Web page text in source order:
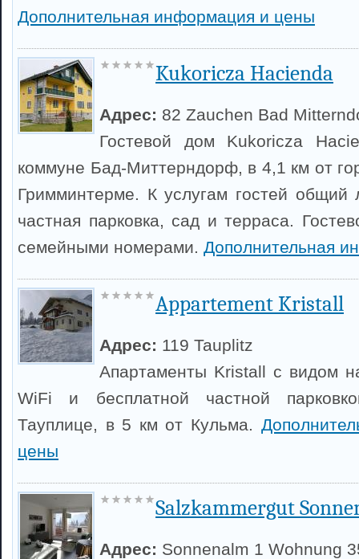
Дополнительная информация и цены
Kukoricza Hacienda
Адрес: 82 Zauchen Bad
Гостевой дом Kukoricza
коммуне Бад-Миттерндорф, в 4,1 км от
Гримминтерме. К услугам гостей общий
частная парковка, сад и терраса.
семейными номерами. Дополнительная
Appartement Kristall
Адрес: 119 Tauplitz
Апартаменты Kristall с видом
WiFi и бесплатной частной
Тауплице, в 5 км от Кульма.
цены
Salzkammergut
Адрес: Sonnenalm 1 Wohnung